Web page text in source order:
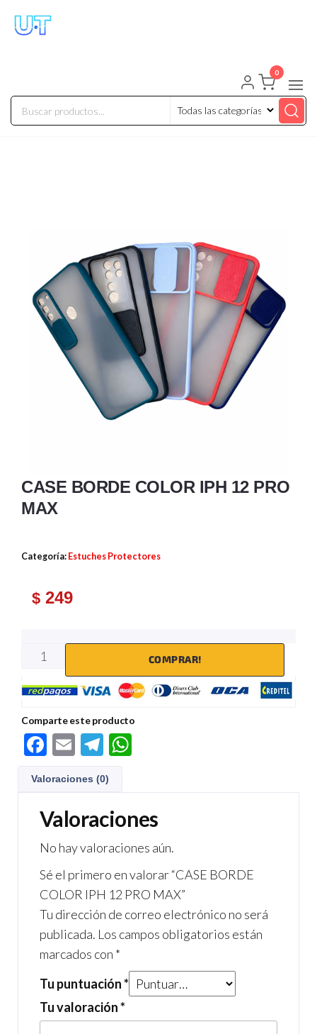
0
CASE BORDE COLOR IPH 12 PRO
MAX
Categoría: Estuches Protectores
$ 249
COMPRAR!
Comparte este producto
F
e
b
o
o
k
E
ail
Te
gr
a
m
s
A
p
p
Valoraciones (0)
Valoraciones
No hay valoraciones aún.
Sé el primero en valorar “CASE BORDE
COLOR IPH 12 PRO MAX”
Tu dirección de correo electrónico no será
publicada. Los campos obligatorios están
marcados con *
Tu puntuación*
Tu valoración*